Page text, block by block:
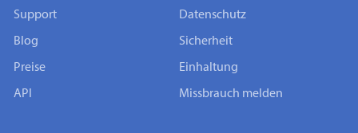
Support
Blog
Preise
API
Datenschutz
Sicherheit
Einhaltung
Missbrauch melden